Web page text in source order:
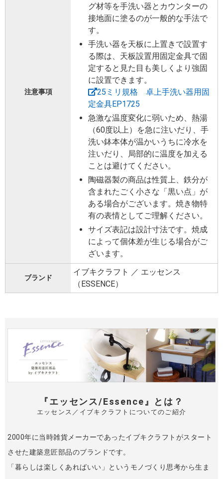
注意事項
グ材等を手洗い器とカウンターの
接地面に塗るのが一般的な手法で
す。
手洗い器を天板に上置きで設置す
る際は、天板設置用固定金具で固
定すると見た目も美しくより強固
に設置できます。
25ミリ規格 卓上手洗い器用固
定金具EP1725
急激な温度変化に弱いため、熱湯
（60度以上）を急に注いだり、手
洗い鉢本体が温かいうちに冷水を
注いだり、局部的に温度を加える
ことは避けてください。
陶磁器製の商品は性質上、鉄分が
含まれたごく小さな「黒い点」が
ある場合がございます。焼き物特
有の表情としてご理解ください。
サイズ表記は設計寸法です。焼成
によって個体差が生じる場合がご
ざいます。
ブランド
イブキクラフト ／ エッセンス
（ESSENCE）
『エッセンス/Essence』とは？
エッセンス／イブキクラフトについてのご紹介
2000年に当時雑貨メーカーであったイブキクラフトがスタート
させた建築意匠部品のブランドです。
「暮らしは楽しくあればいい」というモノづくり思考から生ま